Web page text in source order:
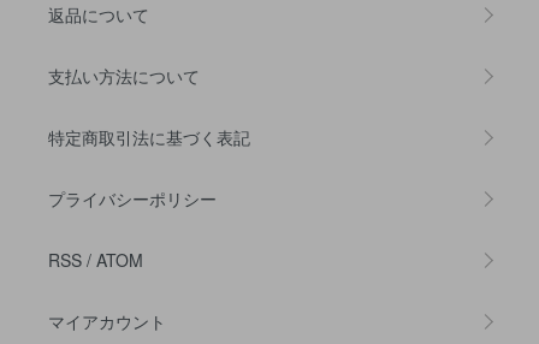
返品について
支払い方法について
特定商取引法に基づく表記
プライバシーポリシー
RSS / ATOM
マイアカウント